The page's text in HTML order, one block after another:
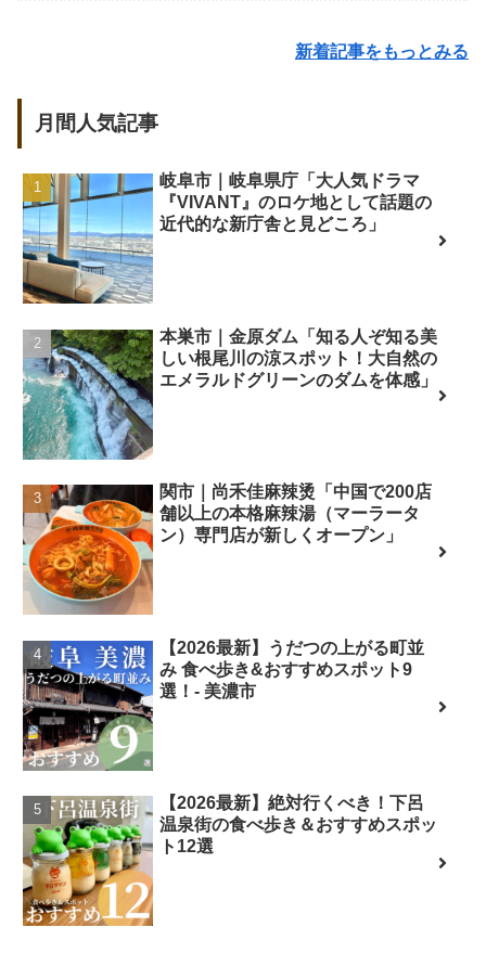
新着記事をもっとみる
月間人気記事
岐阜市｜岐阜県庁「大人気ドラマ
『VIVANT』のロケ地として話題の
近代的な新庁舎と見どころ」
本巣市｜金原ダム「知る人ぞ知る美
しい根尾川の涼スポット！大自然の
エメラルドグリーンのダムを体感」
関市｜尚禾佳麻辣烫「中国で200店
舗以上の本格麻辣湯（マーラータ
ン）専門店が新しくオープン」
【2026最新】うだつの上がる町並
み 食べ歩き&おすすめスポット9
選！- 美濃市
【2026最新】絶対行くべき！下呂
温泉街の食べ歩き＆おすすめスポッ
ト12選